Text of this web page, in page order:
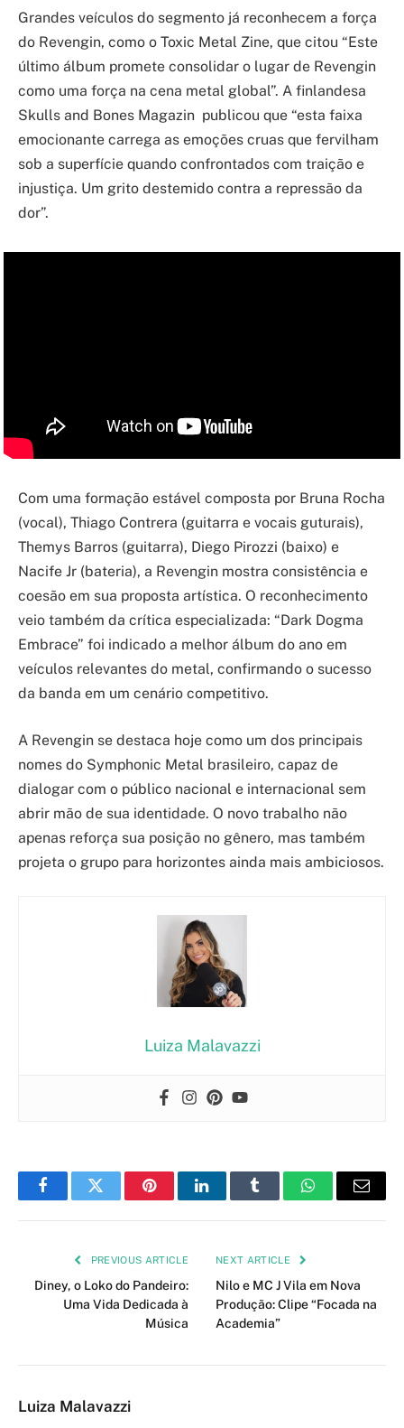
Grandes veículos do segmento já reconhecem a força
do Revengin, como o Toxic Metal Zine, que citou “Este
último álbum promete consolidar o lugar de Revengin
como uma força na cena metal global”. A finlandesa
Skulls and Bones Magazin publicou que “esta faixa
emocionante carrega as emoções cruas que fervilham
sob a superfície quando confrontados com traição e
injustiça. Um grito destemido contra a repressão da
dor”.
Com uma formação estável composta por Bruna Rocha
(vocal), Thiago Contrera (guitarra e vocais guturais),
Themys Barros (guitarra), Diego Pirozzi (baixo) e
Nacife Jr (bateria), a Revengin mostra consistência e
coesão em sua proposta artística. O reconhecimento
veio também da crítica especializada: “Dark Dogma
Embrace” foi indicado a melhor álbum do ano em
veículos relevantes do metal, confirmando o sucesso
da banda em um cenário competitivo.
A Revengin se destaca hoje como um dos principais
nomes do Symphonic Metal brasileiro, capaz de
dialogar com o público nacional e internacional sem
abrir mão de sua identidade. O novo trabalho não
apenas reforça sua posição no gênero, mas também
projeta o grupo para horizontes ainda mais ambiciosos.
Luiza Malavazzi
FacebookTwitter PinterestLinkedInTumblr WhatsAppEmail
PREVIOUS ARTICLE
Diney, o Loko do Pandeiro:
Uma Vida Dedicada à
Música
NEXT ARTICLE
Nilo e MC J Vila em Nova
Produção: Clipe “Focada na
Academia”
Luiza Malavazzi